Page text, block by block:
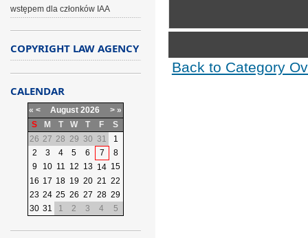
Back to Category
wstępem dla członków IAA
COPYRIGHT LAW AGENCY
CALENDAR
« < August 2026 > »
S
M T W T F
S
26 27 28 29 30 31
1
2
3 4 5 6 7
8
9
10 11 12 13 14 15
16 17 18 19 20 21 22
23 24 25 26 27 28 29
30 31 1 2 3 4 5